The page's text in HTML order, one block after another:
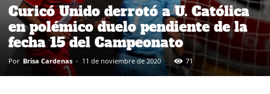
Curicó Unido derrotó a U. Católica
en polémico duelo pendiente de la
fecha 15 del Campeonato
Por Brisa Cardenas - 11 de noviembre de 2020 71